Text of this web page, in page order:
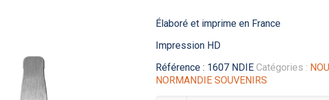
Élaboré et imprime en France
Impression HD
Référence : 1607 NDIE Catégories :
NORMANDIE SOUVENIRS